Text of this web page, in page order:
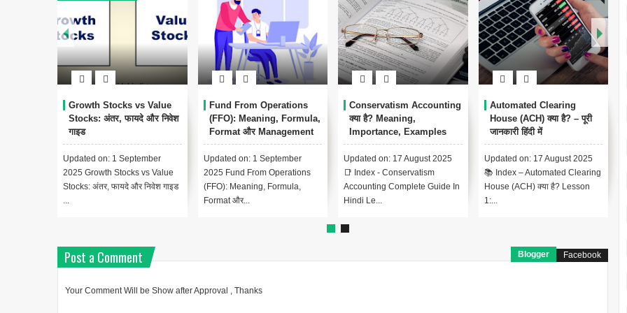
Growth Stocks vs Value
Stocks: अंतर, फायदे और निवेश
गाइड
Updated on: 1 September
2025 Growth Stocks vs Value
Stocks: अंतर, फायदे और निवेश गाइड
...
Fund From Operations
(FFO): Meaning, Formula,
Format और Management
Accounting में महत्व
Updated on: 1 September
2025 Fund From Operations
(FFO): Meaning, Formula,
Format और...
Conservatism Accounting
क्या है? Meaning,
Importance, Examples
Updated on: 17 August 2025
📑 Index - Conservatism
Accounting Complete Guide In
Hindi Le...
Automated Clearing
House (ACH) क्या है? – पूरी
जानकारी हिंदी में
Updated on: 17 August 2025
📚 Index – Automated Clearing
House (ACH) क्या है? Lesson
1:...
Post a Comment Blogger Facebook
Your Comment Will be Show after Approval , Thanks